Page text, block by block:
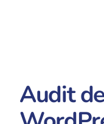
Audit